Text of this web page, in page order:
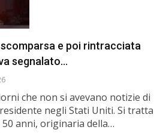
e poi rintracciata
segnalato…
che non si avevano notizie di
negli Stati Uniti. Si tratta
anni, originaria della…